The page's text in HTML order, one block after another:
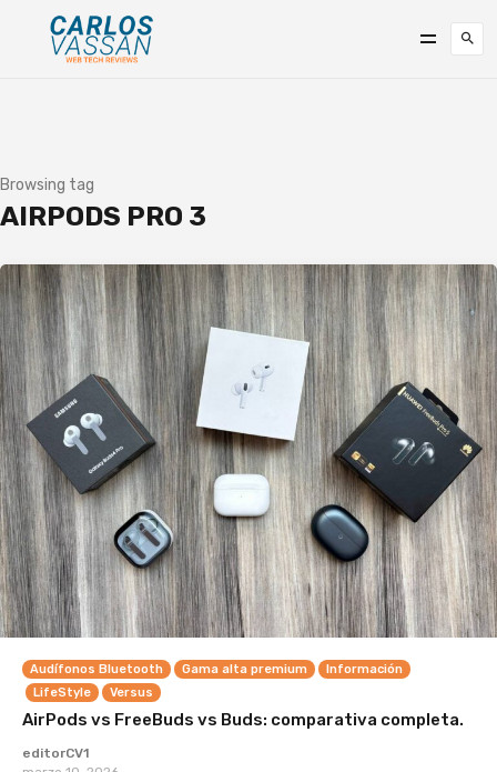
Browsing tag
AIRPODS PRO 3
Audífonos Bluetooth Gama alta premium
Información
LifeStyle
Versus
AirPods vs FreeBuds vs Buds: comparativa completa.
editorCV1